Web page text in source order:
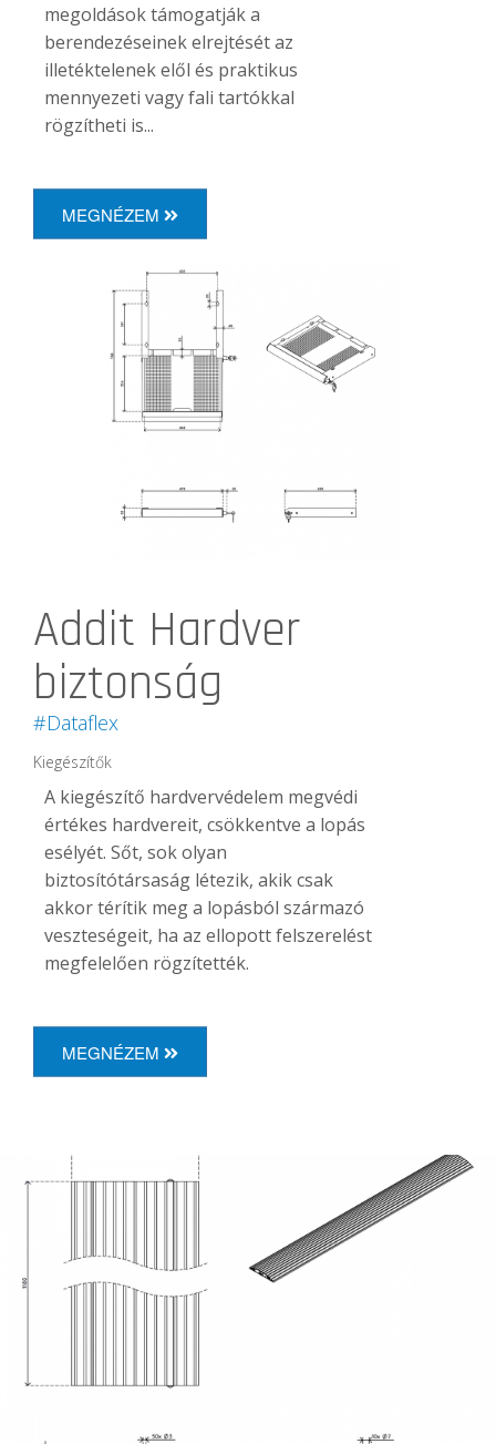
megoldások támogatják a
berendezéseinek elrejtését az
illetéktelenek elől és praktikus
mennyezeti vagy fali tartókkal
rögzítheti is...
MEGNÉZEM
Addit Hardver
biztonság
#Dataflex
Kiegészítők
A kiegészítő hardvervédelem megvédi
értékes hardvereit, csökkentve a lopás
esélyét. Sőt, sok olyan
biztosítótársaság létezik, akik csak
akkor térítik meg a lopásból származó
veszteségeit, ha az ellopott felszerelést
megfelelően rögzítették.
MEGNÉZEM